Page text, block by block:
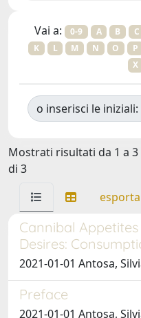
Vai a: 0-9 A B C
K
L M N O P
X
o inserisci le iniziali:
Mostrati risultati da 1 a 3
di 3
Cannibal
Desires:
2021-01-01 Antosa,
Preface
2021-01-01 Antosa,